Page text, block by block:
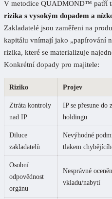
V metodice QUADMOND™ patří
rizika s vysokým dopadem a
Zakladatelé jsou zaměřeni na
kapitálu vnímají jako „papírování
rizika, které se materializuje
Konkrétní dopady pro majitele:
Riziko Projev
Ztráta kontroly
nad IP
IP se přesune do
holdingu
Diluce
zakladatelů
Nevýhodné
tlakem
Osobní
odpovědnost
orgánu
Nesprávné
vkladu/nabytí